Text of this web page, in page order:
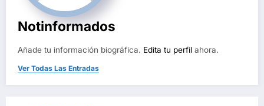
Notinformados
Añade tu información biográfica. Edita tu perfil ahora.
Ver Todas Las Entradas